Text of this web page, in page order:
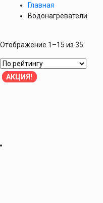
Главная
Водонагреватели
Отображение 1–15 из 35
АКЦИЯ!
АКЦИЯ!
АКЦИЯ!
АКЦИЯ!
АКЦИЯ!
АКЦИЯ!
АКЦИЯ!
АКЦИЯ!
АКЦИЯ!
АКЦИЯ!
АКЦИЯ!
АКЦИЯ!
АКЦИЯ!
АКЦИЯ!
АКЦИЯ!